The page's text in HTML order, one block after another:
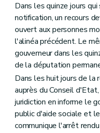
Dans les quinze jours
notification, un recours
ouvert aux personnes
l'alinéa précédent. Le
gouverneur dans les
de la députation
Dans les huit jours de
auprès du Conseil
juridiction en informe le
public d'aide sociale et
communique l'arrêt